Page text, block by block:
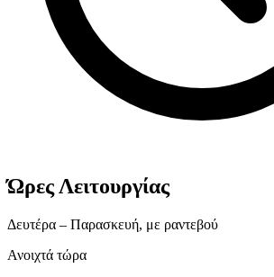
Ώρες Λειτουργίας
Δευτέρα – Παρασκευή, με ραντεβού
Ανοιχτά τώρα